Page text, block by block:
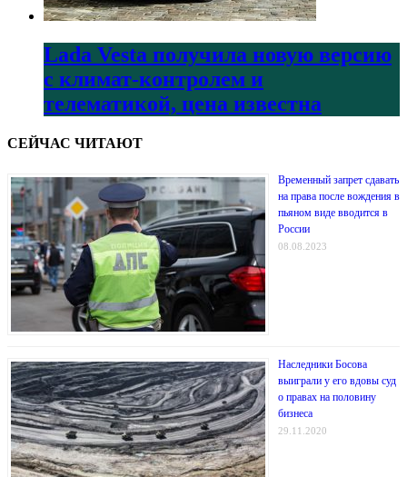
Lada Vesta получила новую версию
с климат-контролем и
телематикой, цена известна
СЕЙЧАС ЧИТАЮТ
Временный запрет сдавать
на права после вождения в
пьяном виде вводится в
России
08.08.2023
Наследники Босова
выиграли у его вдовы суд
о правах на половину
бизнеса
29.11.2020